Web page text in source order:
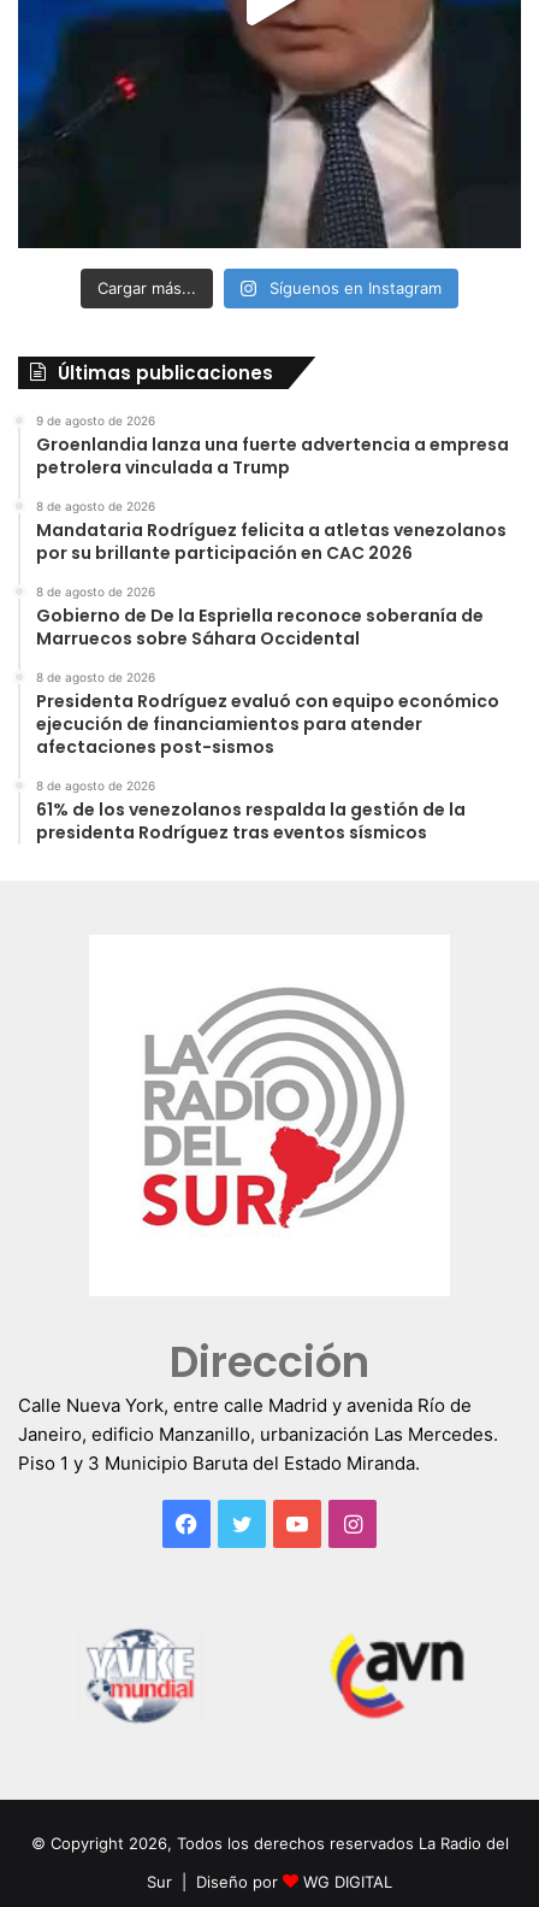
Cargar más... Síguenos en Instagram
Últimas publicaciones
9 de agosto de 2026
Groenlandia lanza una fuerte advertencia a empresa
petrolera vinculada a Trump
8 de agosto de 2026
Mandataria Rodríguez felicita a atletas venezolanos
por su brillante participación en CAC 2026
8 de agosto de 2026
Gobierno de De la Espriella reconoce soberanía de
Marruecos sobre Sáhara Occidental
8 de agosto de 2026
Presidenta Rodríguez evaluó con equipo económico
ejecución de financiamientos para atender
afectaciones post-sismos
8 de agosto de 2026
61% de los venezolanos respalda la gestión de la
presidenta Rodríguez tras eventos sísmicos
Dirección
Calle Nueva York, entre calle Madrid y avenida Río de
Janeiro, edificio Manzanillo, urbanización Las Mercedes.
Piso 1 y 3 Municipio Baruta del Estado Miranda.
Facebook
TwitterYouTubeInstagram
© Copyright 2026, Todos los derechos reservados La Radio del
Sur | Diseño por
WG DIGITAL